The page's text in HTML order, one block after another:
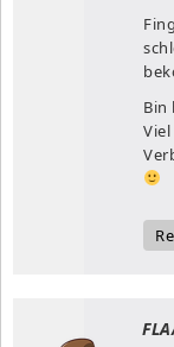
Bin